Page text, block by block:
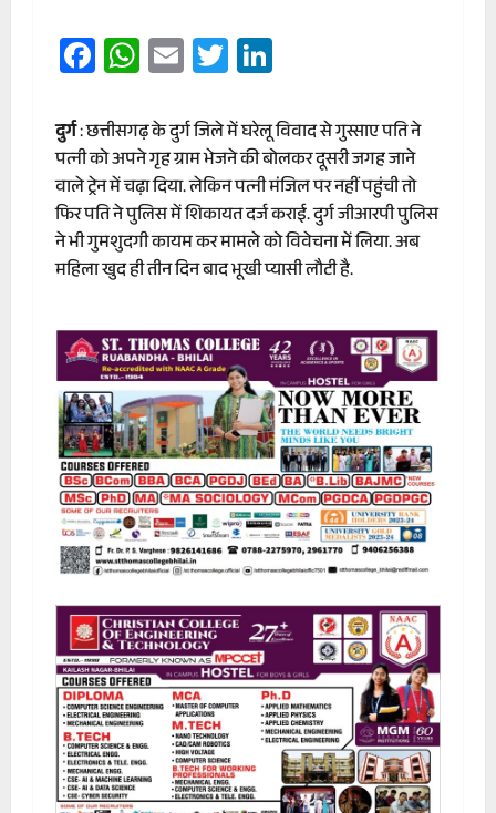
Facebook
WhatsApp
EmailTwitter
दुर्ग: छत्तीसगढ़ के दुर्ग जिले में घरेलू विवाद से गुस्साए पति ने
पत्नी को अपने गृह ग्राम भेजने की बोलकर दूसरी जगह जाने
वाले ट्रेन में चढ़ा दिया. लेकिन पत्नी मंजिल पर नहीं पहुंची तो
फिर पति ने पुलिस में शिकायत दर्ज कराई. दुर्ग जीआरपी पुलिस
ने भी गुमशुदगी कायम कर मामले को विवेचना में लिया. अब
महिला खुद ही तीन दिन बाद भूखी प्यासी लौटी है.